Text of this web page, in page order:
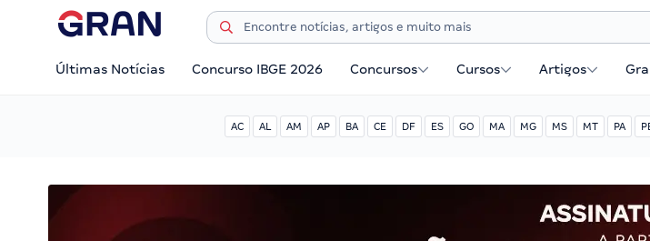
Últimas Notícias Concurso IBGE 2026 Concursos Cursos Artigos
AC AL AM AP BA CE DF ES GO MA MG MS MT PA